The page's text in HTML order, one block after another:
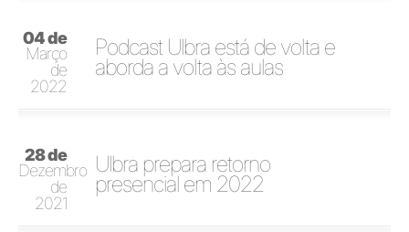
04 de
Março
de
2022
Podcast Ulbra está de volta e
aborda a volta às aulas
28 de
Dezembro
de
2021
Ulbra prepara retorno
presencial em 2022